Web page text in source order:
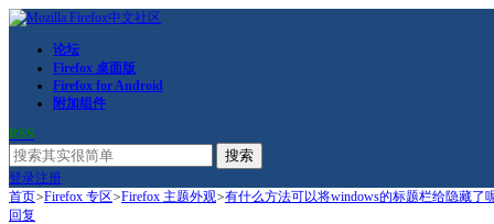
论坛
Firefox 桌面版
Firefox for Android
附加组件
RSS
搜索
登录注册
首页>Firefox 专区>Firefox 主题外观>有什么方法可以将windows的标题栏给隐藏了
回复